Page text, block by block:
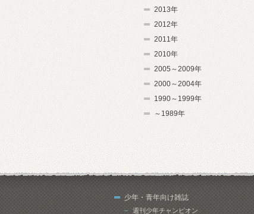
2013年
2012年
2011年
2010年
2005～2009年
2000～2004年
1990～1999年
～1989年
少年・青年向け雑誌
週刊少年チャンピオン